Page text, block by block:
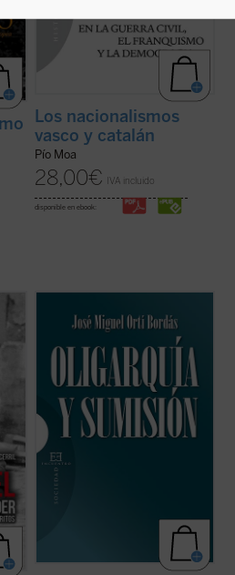
Los nacionalismos
vasco y catalán
Pío Moa
28,00€ IVA incluido
disponible en ebook:
democracia representativa y liberal ha sido
sustituida en el presente por una
ciudadano ha perdido casi por completo el
protagonismo político y se ha producido
una ...
(ver ficha)